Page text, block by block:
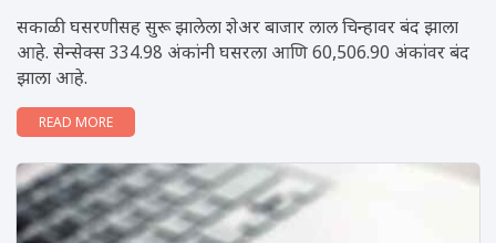
सकाळी घसरणीसह सुरू झालेला शेअर बाजार लाल चिन्हावर बंद झाला
आहे. सेन्सेक्स 334.98 अंकांनी घसरला आणि 60,506.90 अंकांवर बंद
झाला आहे.
READ MORE